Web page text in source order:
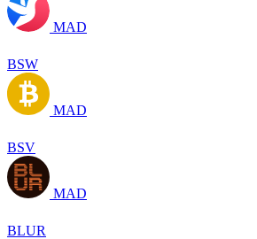
MAD
BSW
MAD
BSV
MAD
BLUR